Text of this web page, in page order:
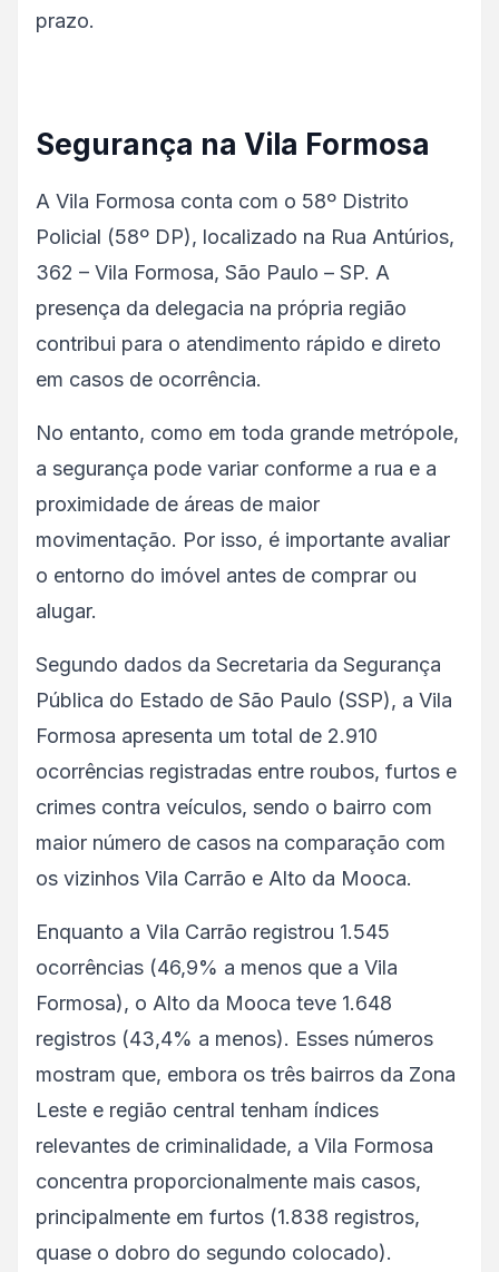
prazo.
Segurança na Vila Formosa
A Vila Formosa conta com o 58º Distrito
Policial (58º DP), localizado na Rua Antúrios,
362 – Vila Formosa, São Paulo – SP. A
presença da delegacia na própria região
contribui para o atendimento rápido e direto
em casos de ocorrência.
No entanto, como em toda grande metrópole,
a segurança pode variar conforme a rua e a
proximidade de áreas de maior
movimentação. Por isso, é importante avaliar
o entorno do imóvel antes de comprar ou
alugar.
Segundo dados da Secretaria da Segurança
Pública do Estado de São Paulo (SSP), a Vila
Formosa apresenta um total de 2.910
ocorrências registradas entre roubos, furtos e
crimes contra veículos, sendo o bairro com
maior número de casos na comparação com
os vizinhos Vila Carrão e Alto da Mooca.
Enquanto a Vila Carrão registrou 1.545
ocorrências (46,9% a menos que a Vila
Formosa), o Alto da Mooca teve 1.648
registros (43,4% a menos). Esses números
mostram que, embora os três bairros da Zona
Leste e região central tenham índices
relevantes de criminalidade, a Vila Formosa
concentra proporcionalmente mais casos,
principalmente em furtos (1.838 registros,
quase o dobro do segundo colocado).